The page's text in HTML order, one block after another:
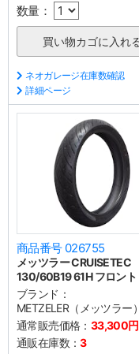
数量：
ネオガレージ在庫数確認
詳細ページ
商品番号 026755
メッツラー CRUISETEC
130/60B19 61H フロント
ブランド：
METZELER（メッツラー）
通常販売価格： 33,300円
通販在庫数：3